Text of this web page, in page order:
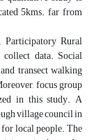
5kms. far from
Rural
data. Social
transect walking
focus group
in this study. A
village council in
local people. The